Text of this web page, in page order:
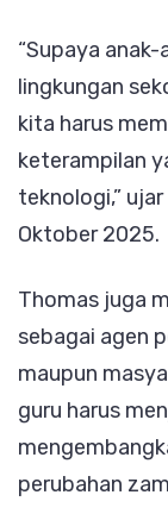
“Supaya
lingkungan
kita harus
keterampilan
teknologi,”
Oktober 2025.
Thomas juga
sebagai agen
maupun
guru harus
perubahan